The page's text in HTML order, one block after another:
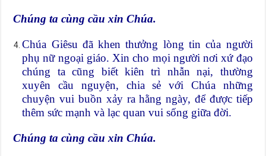
Chúng ta cùng cầu xin Chúa.
Chúa Giêsu đã khen thưởng lòng tin của người
phụ nữ ngoại giáo. Xin cho mọi người nơi xứ đạo
chúng ta cũng biết kiên trì nhẫn nại, thường
xuyên cầu nguyện, chia sẻ với Chúa những
chuyện vui buồn xảy ra hằng ngày, để được tiếp
thêm sức mạnh và lạc quan vui sống giữa đời.
Chúng ta cùng cầu xin Chúa.